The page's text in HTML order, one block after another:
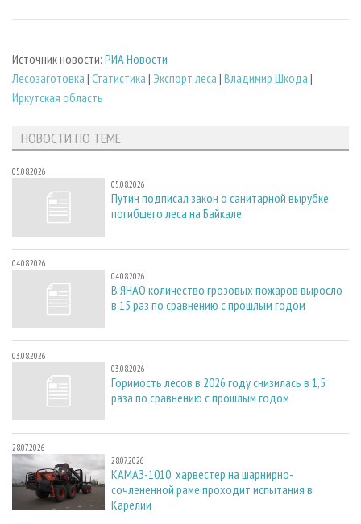
Источник новости: РИА Новости
Лесозаготовка | Статистика | Экспорт леса | Владимир Шкода |
Иркутская область
НОВОСТИ ПО ТЕМЕ
05.08.2026
05.08.2026
Путин подписал закон о санитарной вырубке
погибшего леса на Байкале
04.08.2026
04.08.2026
В ЯНАО количество грозовых пожаров выросло
в 15 раз по сравнению с прошлым годом
03.08.2026
03.08.2026
Горимость лесов в 2026 году снизилась в 1,5
раза по сравнению с прошлым годом
28.07.2026
28.07.2026
КАМАЗ-1010: харвестер на шарнирно-
сочлененной раме проходит испытания в
Карелии